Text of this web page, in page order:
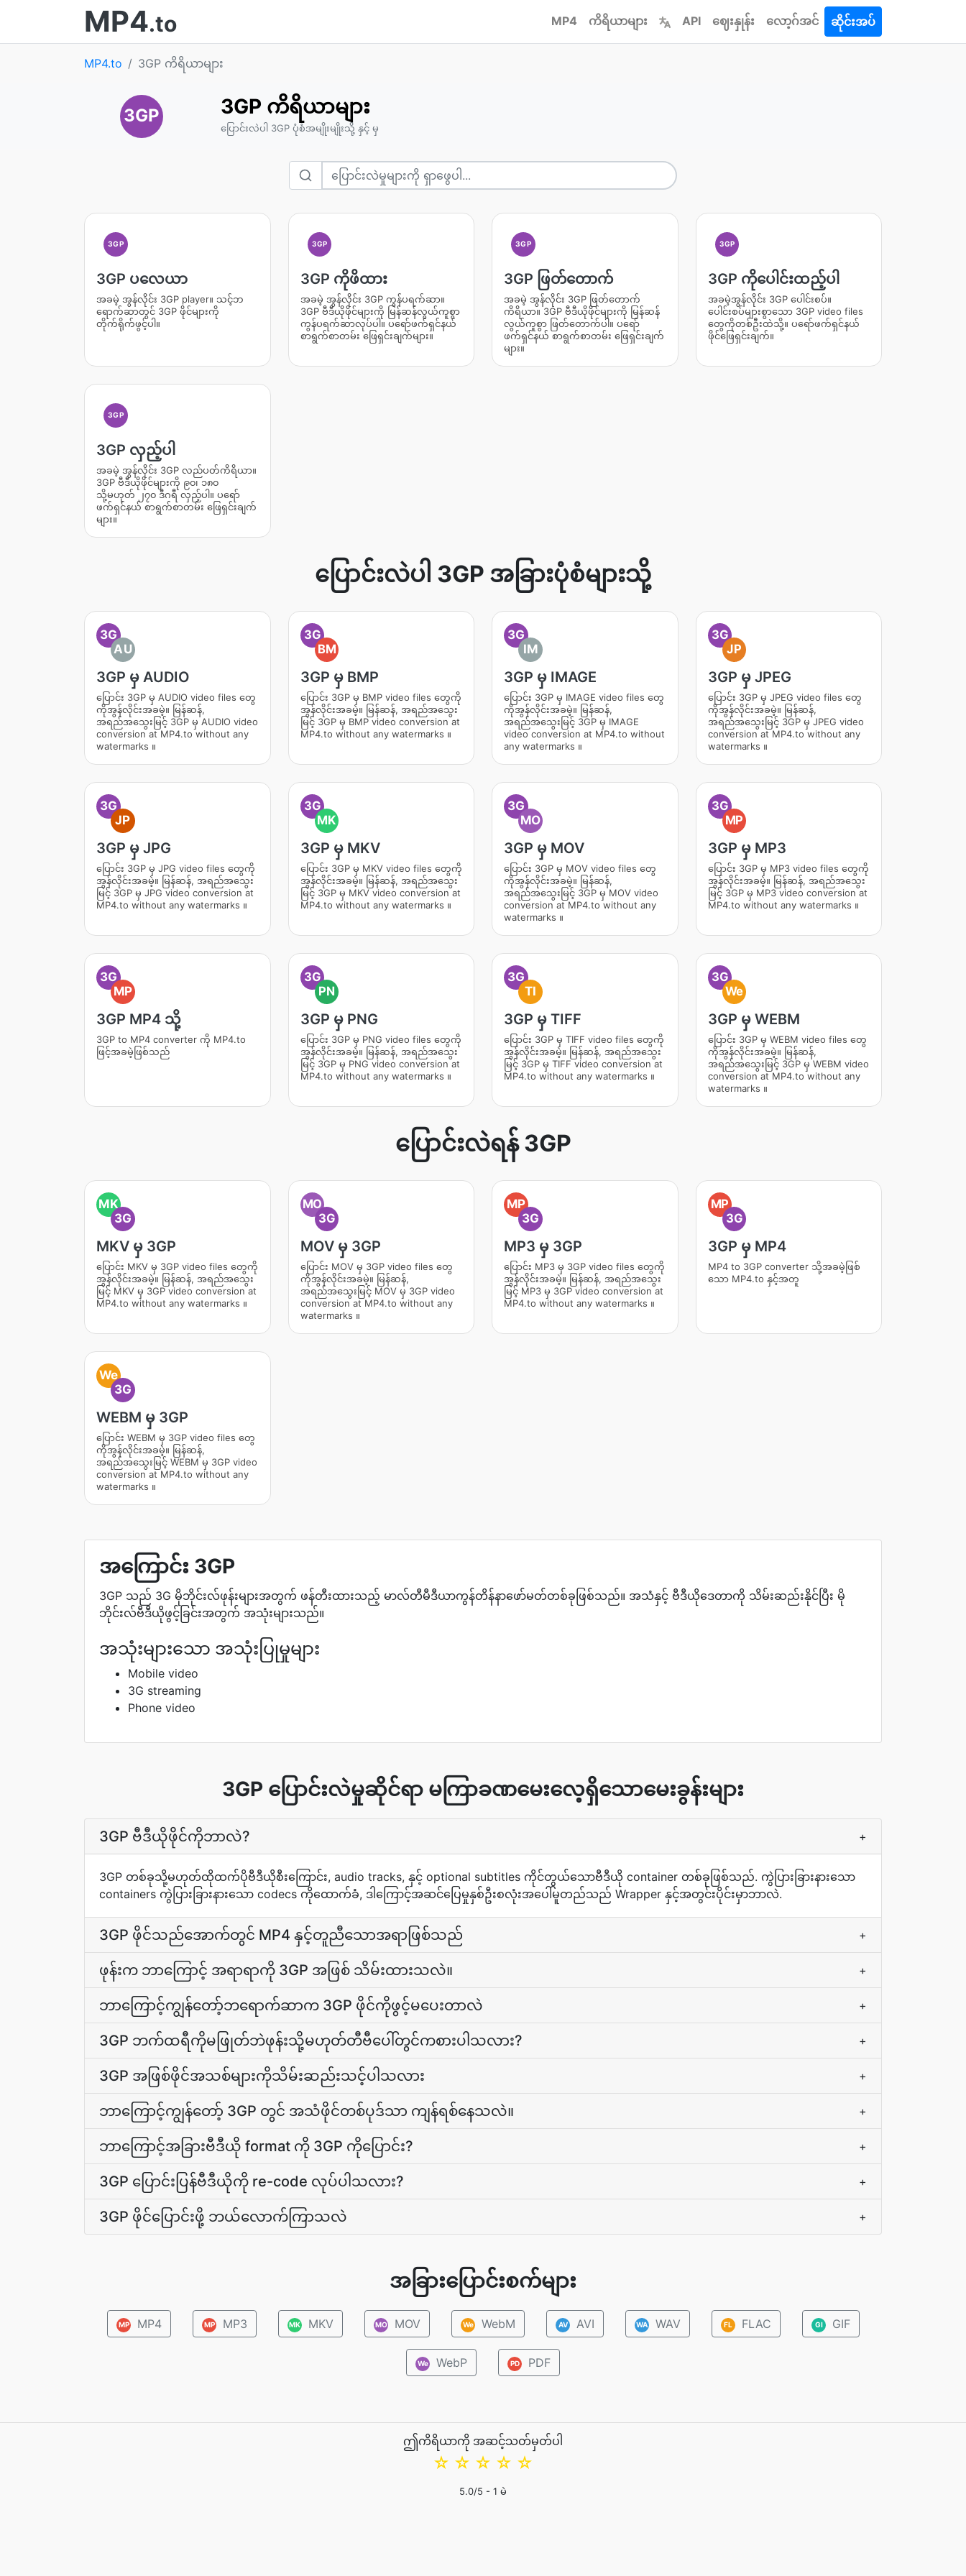
MP4.to MP4 ကိရိယာများ API ဈေးနှုန်း လော့ဂ်အင် ဆိုင်းအပ်
MP4.to 3GP ကိရိယာများ
3GP 3GP ကိရိယာများ
ပြောင်းလဲပါ 3GP ပုံစံအမျိုးမျိုးသို့ နှင့် မှ
3GP
3GP ပလေယာ
အခမဲ့ အွန်လိုင်း 3GP player။ သင့်ဘ
ရောက်ဆာတွင် 3GP ဖိုင်များကို
တိုက်ရိုက်ဖွင့်ပါ။
3GP
3GP ကိုဖိထား
အခမဲ့ အွန်လိုင်း 3GP ကွန်ပရက်ဆာ။
3GP ဗီဒီယိုဖိုင်များကို မြန်ဆန်လွယ်ကူစွာ
ကွန်ပရက်ဆာလုပ်ပါ။ ပရော်ဖက်ရှင်နယ်
စာရွက်စာတမ်း ဖြေရှင်းချက်များ။
3GP
3GP ဖြတ်တောက်
အခမဲ့ အွန်လိုင်း 3GP ဖြတ်တောက်
ကိရိယာ။ 3GP ဗီဒီယိုဖိုင်များကို မြန်ဆန်
လွယ်ကူစွာ ဖြတ်တောက်ပါ။ ပရော်
ဖက်ရှင်နယ် စာရွက်စာတမ်း ဖြေရှင်းချက်
များ။
3GP
3GP ကိုပေါင်းထည့်ပါ
အခမဲ့အွန်လိုင်း 3GP ပေါင်းစပ်။
ပေါင်းစပ်များစွာသော 3GP video files
တွေကိုတစ်ဦးထဲသို့။ ပရော်ဖက်ရှင်နယ်
ဖိုင်ဖြေရှင်းချက်။
3GP
3GP လှည့်ပါ
အခမဲ့ အွန်လိုင်း 3GP လည်ပတ်ကိရိယာ။
3GP ဗီဒီယိုဖိုင်များကို ၉၀၊ ၁၈၀
သို့မဟုတ် ၂၇၀ ဒီဂရီ လှည့်ပါ။ ပရော်
ဖက်ရှင်နယ် စာရွက်စာတမ်း ဖြေရှင်းချက်
များ။
ပြောင်းလဲပါ 3GP အခြားပုံစံများသို့
3G
AU
3GP မှ AUDIO
ပြောင်း 3GP မှ AUDIO video files တွေ
ကိုအွန်လိုင်းအခမဲ့။ မြန်ဆန်,
အရည်အသွေးမြင့် 3GP မှ AUDIO video
conversion at MP4.to without any
watermarks ။
3G
BM
3GP မှ BMP
ပြောင်း 3GP မှ BMP video files တွေကို
အွန်လိုင်းအခမဲ့။ မြန်ဆန်, အရည်အသွေး
မြင့် 3GP မှ BMP video conversion at
MP4.to without any watermarks ။
3G
IM
3GP မှ IMAGE
ပြောင်း 3GP မှ IMAGE video files တွေ
ကိုအွန်လိုင်းအခမဲ့။ မြန်ဆန်,
အရည်အသွေးမြင့် 3GP မှ IMAGE
video conversion at MP4.to without
any watermarks ။
3G
JP
3GP မှ JPEG
ပြောင်း 3GP မှ JPEG video files တွေ
ကိုအွန်လိုင်းအခမဲ့။ မြန်ဆန်,
အရည်အသွေးမြင့် 3GP မှ JPEG video
conversion at MP4.to without any
watermarks ။
3G
JP
3GP မှ JPG
ပြောင်း 3GP မှ JPG video files တွေကို
အွန်လိုင်းအခမဲ့။ မြန်ဆန်, အရည်အသွေး
မြင့် 3GP မှ JPG video conversion at
MP4.to without any watermarks ။
3G
MK
3GP မှ MKV
ပြောင်း 3GP မှ MKV video files တွေကို
အွန်လိုင်းအခမဲ့။ မြန်ဆန်, အရည်အသွေး
မြင့် 3GP မှ MKV video conversion at
MP4.to without any watermarks ။
3G
MO
3GP မှ MOV
ပြောင်း 3GP မှ MOV video files တွေ
ကိုအွန်လိုင်းအခမဲ့။ မြန်ဆန်,
အရည်အသွေးမြင့် 3GP မှ MOV video
conversion at MP4.to without any
watermarks ။
3G
MP
3GP မှ MP3
ပြောင်း 3GP မှ MP3 video files တွေကို
အွန်လိုင်းအခမဲ့။ မြန်ဆန်, အရည်အသွေး
မြင့် 3GP မှ MP3 video conversion at
MP4.to without any watermarks ။
3G
MP
3GP MP4 သို့
3GP to MP4 converter ကို MP4.to
ဖြင့်အခမဲ့ဖြစ်သည်
3G
PN
3GP မှ PNG
ပြောင်း 3GP မှ PNG video files တွေကို
အွန်လိုင်းအခမဲ့။ မြန်ဆန်, အရည်အသွေး
မြင့် 3GP မှ PNG video conversion at
MP4.to without any watermarks ။
3G
TI
3GP မှ TIFF
ပြောင်း 3GP မှ TIFF video files တွေကို
အွန်လိုင်းအခမဲ့။ မြန်ဆန်, အရည်အသွေး
မြင့် 3GP မှ TIFF video conversion at
MP4.to without any watermarks ။
3G
We
3GP မှ WEBM
ပြောင်း 3GP မှ WEBM video files တွေ
ကိုအွန်လိုင်းအခမဲ့။ မြန်ဆန်,
အရည်အသွေးမြင့် 3GP မှ WEBM video
conversion at MP4.to without any
watermarks ။
ပြောင်းလဲရန် 3GP
MK
3G
MKV မှ 3GP
ပြောင်း MKV မှ 3GP video files တွေကို
အွန်လိုင်းအခမဲ့။ မြန်ဆန်, အရည်အသွေး
မြင့် MKV မှ 3GP video conversion at
MP4.to without any watermarks ။
MO
3G
MOV မှ 3GP
ပြောင်း MOV မှ 3GP video files တွေ
ကိုအွန်လိုင်းအခမဲ့။ မြန်ဆန်,
အရည်အသွေးမြင့် MOV မှ 3GP video
conversion at MP4.to without any
watermarks ။
MP
3G
MP3 မှ 3GP
ပြောင်း MP3 မှ 3GP video files တွေကို
အွန်လိုင်းအခမဲ့။ မြန်ဆန်, အရည်အသွေး
မြင့် MP3 မှ 3GP video conversion at
MP4.to without any watermarks ။
MP
3G
3GP မှ MP4
MP4 to 3GP converter သို့အခမဲ့ဖြစ်
သော MP4.to နှင့်အတူ
We
3G
WEBM မှ 3GP
ပြောင်း WEBM မှ 3GP video files တွေ
ကိုအွန်လိုင်းအခမဲ့။ မြန်ဆန်,
အရည်အသွေးမြင့် WEBM မှ 3GP video
conversion at MP4.to without any
watermarks ။
အကြောင်း 3GP
3GP သည် 3G မိုဘိုင်းလ်ဖုန်းများအတွက် ဖန်တီးထားသည့် မာလ်တီမီဒီယာကွန်တိန်နာဖော်မတ်တစ်ခုဖြစ်သည်။ အသံနှင့် ဗီဒီယိုဒေတာကို သိမ်းဆည်းနိုင်ပြီး မို
ဘိုင်းလ်ဗီဒီယိုဖွင့်ခြင်းအတွက် အသုံးများသည်။
အသုံးများသော အသုံးပြုမှုများ
Mobile video
3G streaming
Phone video
3GP ပြောင်းလဲမှုဆိုင်ရာ မကြာခဏမေးလေ့ရှိသောမေးခွန်းများ
3GP ဗီဒီယိုဖိုင်ကိုဘာလဲ? +
3GP တစ်ခုသို့မဟုတ်ထိုထက်ပိုဗီဒီယိုစီးကြောင်း, audio tracks, နှင့် optional subtitles ကိုင်တွယ်သောဗီဒီယို container တစ်ခုဖြစ်သည်. ကွဲပြားခြားနားသော
containers ကွဲပြားခြားနားသော codecs ကိုထောက်ခံ, ဒါကြောင့်အဆင်ပြေမှုနှစ်ဦးစလုံးအပေါ်မူတည်သည် Wrapper နှင့်အတွင်းပိုင်းမှာဘာလဲ.
3GP ဖိုင်သည်အောက်တွင် MP4 နှင့်တူညီသောအရာဖြစ်သည် +
ဖုန်းက ဘာကြောင့် အရာရာကို 3GP အဖြစ် သိမ်းထားသလဲ။ +
ဘာကြောင့်ကျွန်တော့်ဘရောက်ဆာက 3GP ဖိုင်ကိုဖွင့်မပေးတာလဲ +
3GP ဘက်ထရီကိုမဖြုတ်ဘဲဖုန်းသို့မဟုတ်တီဗီပေါ်တွင်ကစားပါသလား? +
3GP အဖြစ်ဖိုင်အသစ်များကိုသိမ်းဆည်းသင့်ပါသလား +
ဘာကြောင့်ကျွန်တော့် 3GP တွင် အသံဖိုင်တစ်ပုဒ်သာ ကျန်ရစ်နေသလဲ။ +
ဘာကြောင့်အခြားဗီဒီယို format ကို 3GP ကိုပြောင်း? +
3GP ပြောင်းပြန်ဗီဒီယိုကို re-code လုပ်ပါသလား? +
3GP ဖိုင်ပြောင်းဖို့ ဘယ်လောက်ကြာသလဲ +
အခြားပြောင်းစက်များ
MP MP4 MP MP3 MK MKV MO MOV We WebM AV AVI WA WAV FL FLAC GI GIF
We WebP PD PDF
ဤကိရိယာကို အဆင့်သတ်မှတ်ပါ
☆
☆
☆
☆
☆
5.0/5 - 1 မဲ